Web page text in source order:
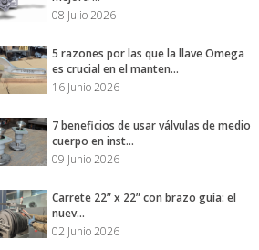
08 Julio 2026
5 razones por las que la llave Omega
es crucial en el manten...
16 Junio 2026
7 beneficios de usar válvulas de medio
cuerpo en inst...
09 Junio 2026
Carrete 22” x 22” con brazo guía: el
nuev...
02 Junio 2026